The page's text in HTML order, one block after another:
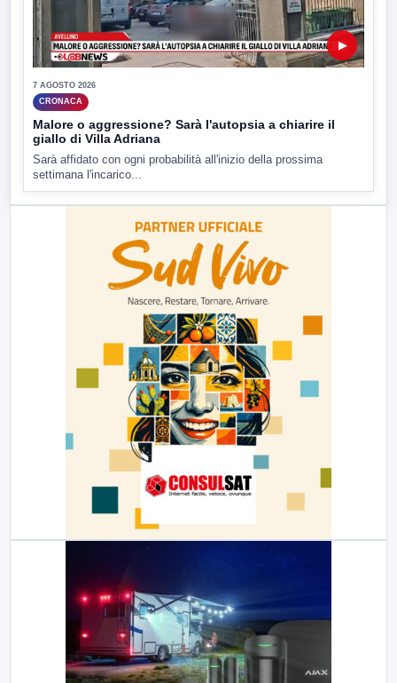
▶
7 AGOSTO 2026
CRONACA
Malore o aggressione? Sarà l'autopsia a chiarire il
giallo di Villa Adriana
Sarà affidato con ogni probabilità all'inizio della prossima
settimana l'incarico...